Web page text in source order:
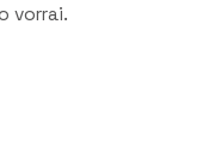
vorrai.